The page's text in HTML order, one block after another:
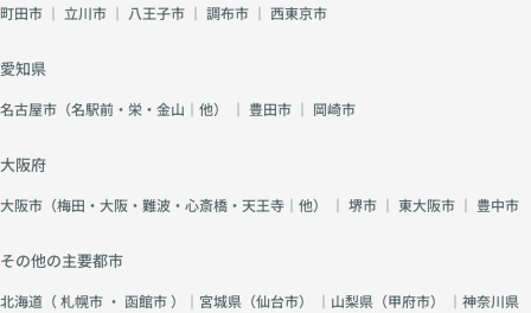
町田市 ｜ 立川市 ｜ 八王子市 ｜ 調布市 ｜ 西東京市
愛知県
名古屋市（名駅前・栄・金山｜他） ｜ 豊田市 ｜ 岡崎市
大阪府
大阪市（梅田・大阪・難波・心斎橋・天王寺｜他） ｜ 堺市 ｜ 東大阪市 ｜ 豊中市
その他の主要都市
北海道（札幌市 ・ 函館市）｜宮城県（仙台市） ｜山梨県（甲府市） ｜神奈川県